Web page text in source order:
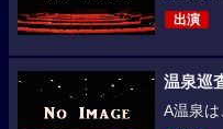
出演
温泉巡
A温泉